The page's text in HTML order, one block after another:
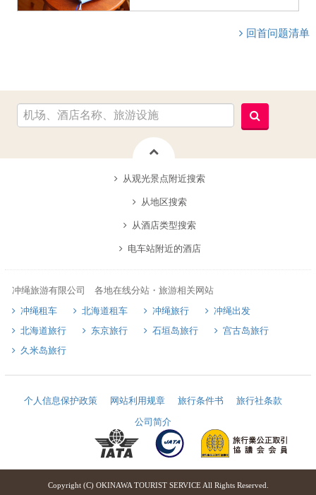
回首问题清单
从观光景点附近搜索
从地区搜索
从酒店类型搜索
电车站附近的酒店
冲绳旅游有限公司 各地在线分站・旅游相关网站
冲绳租车
北海道租车 冲绳旅行
冲绳出发
北海道旅行
东京旅行 石垣岛旅行
宫古岛旅行
久米岛旅行
个人信息保护政策 网站利用规章 旅行条件书
旅行社条款
公司简介
Copyright (C) OKINAWA TOURIST SERVICE All Rights Reserved.